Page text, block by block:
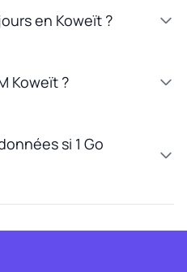
en Koweït ?
Koweït ?
si 1 Go